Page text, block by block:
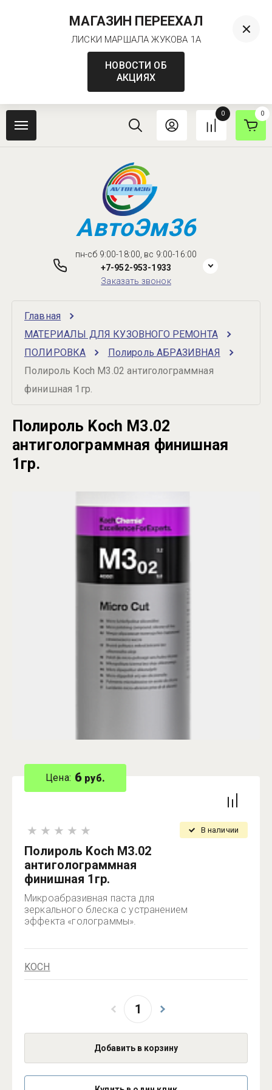
МАГАЗИН ПЕРЕЕХАЛ
ЛИСКИ МАРШАЛА ЖУКОВА 1А
НОВОСТИ ОБ
АКЦИЯХ
0
0
АвтоЭм36
пн-сб 9:00-18:00, вс 9:00-16:00
+7-952-953-1933
Заказать звонок
Главная
МАТЕРИАЛЫ ДЛЯ КУЗОВНОГО РЕМОНТА
ПОЛИРОВКА
Полироль АБРАЗИВНАЯ
Полироль Koch М3.02 антиголограммная
финишная 1гр.
Полироль Koch М3.02
антиголограммная финишная
1гр.
Цена: 6 руб.
Полироль Koch М3.02
антиголограммная
финишная 1гр.
Микроабразивная паста для
зеркального блеска с устранением
эффекта «голограммы».
В наличии
KOCH
Добавить в корзину